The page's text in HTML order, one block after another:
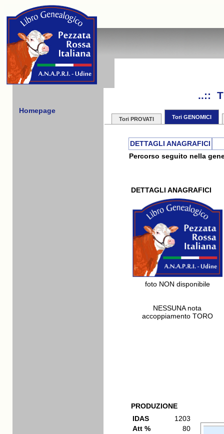
Homepage
..::
Tori PROVATI Tori GENOMICI
DETTAGLI ANAGRAFICI
Percorso seguito nella
DETTAGLI ANAGRAFICI
foto NON disponibile
NESSUNA nota
accoppiamento TORO
PRODUZIONE
IDAS
1203
Att %
80